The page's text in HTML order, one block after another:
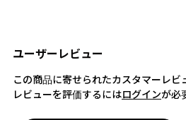
ユーザーレビュー
この商品に寄せられたカスタマーレビ
レビューを評価するにはログインが必